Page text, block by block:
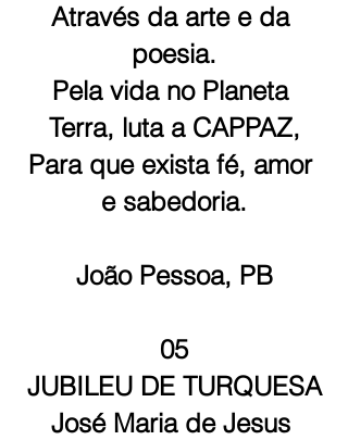
Através da arte e da
poesia.
Pela vida no Planeta
Terra, luta a CAPPAZ,
Para que exista fé, amor
e sabedoria.
João Pessoa, PB
05
JUBILEU DE TURQUESA
José Maria de Jesus